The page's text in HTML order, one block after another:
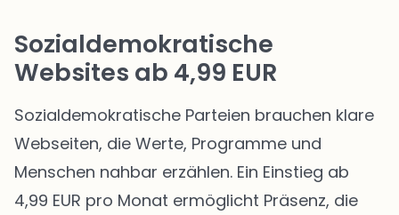
Sozialdemokratische
Websites ab 4,99 EUR
Sozialdemokratische Parteien brauchen klare
Webseiten, die Werte, Programme und
Menschen nahbar erzählen. Ein Einstieg ab
4,99 EUR pro Monat ermöglicht Präsenz, die